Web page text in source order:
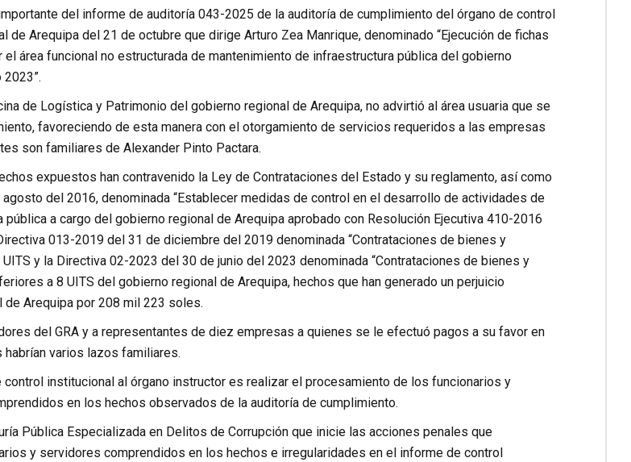
del informe de auditoría 043-2025 de la auditoría de cumplimiento del órgano de control
de Arequipa del 21 de octubre que dirige Arturo Zea Manrique, denominado “Ejecución de fichas
área funcional no estructurada de mantenimiento de infraestructura pública del gobierno
de Logística y Patrimonio del gobierno regional de Arequipa, no advirtió al área usuaria que se
favoreciendo de esta manera con el otorgamiento de servicios requeridos a las empresas
son familiares de Alexander Pinto Pactara.
expuestos han contravenido la Ley de Contrataciones del Estado y su reglamento, así como
del 2016, denominada “Establecer medidas de control en el desarrollo de actividades de
a cargo del gobierno regional de Arequipa aprobado con Resolución Ejecutiva 410-2016
013-2019 del 31 de diciembre del 2019 denominada “Contrataciones de bienes y
y la Directiva 02-2023 del 30 de junio del 2023 denominada “Contrataciones de bienes y
a 8 UITS del gobierno regional de Arequipa, hechos que han generado un perjuicio
Arequipa por 208 mil 223 soles.
del GRA y a representantes de diez empresas a quienes se le efectuó pagos a su favor en
varios lazos familiares.
control institucional al órgano instructor es realizar el procesamiento de los funcionarios y
en los hechos observados de la auditoría de cumplimiento.
Pública Especializada en Delitos de Corrupción que inicie las acciones penales que
y servidores comprendidos en los hechos e irregularidades en el informe de control